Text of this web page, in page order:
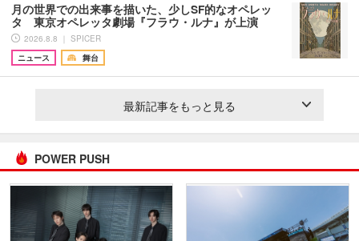
月の世界での出来事を描いた、少しSF的なオペレッ
タ 東京オペレッタ劇場『フラウ・ルナ』が上演
2026.8.8 ｜ SPICER
ニュース
舞台
最新記事をもっと見る
POWER PUSH